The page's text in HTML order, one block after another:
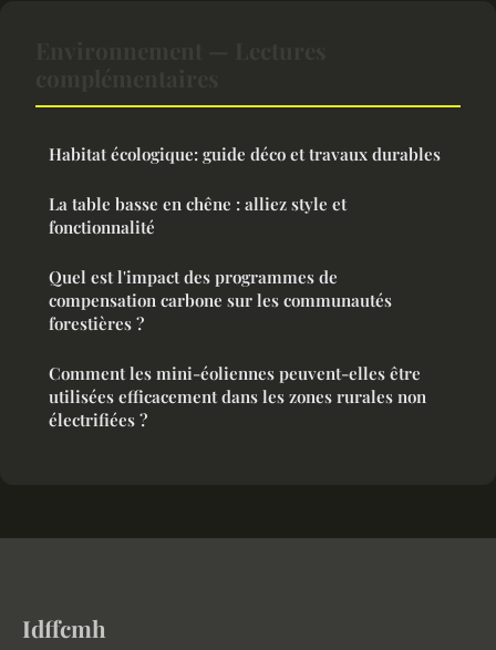
Habitat écologique: guide déco et travaux durables
La table basse en chêne : alliez style et
fonctionnalité
Quel est l'impact des programmes de
compensation carbone sur les communautés
forestières ?
Comment les mini-éoliennes peuvent-elles être
utilisées efficacement dans les zones rurales non
électrifiées ?
Idffcmh